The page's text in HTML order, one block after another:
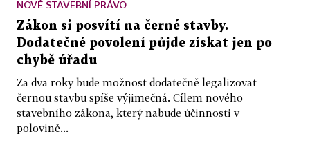
NOVÉ STAVEBNÍ PRÁVO
Zákon si posvítí na černé stavby.
Dodatečné povolení půjde získat jen po
chybě úřadu
Za dva roky bude možnost dodatečně legalizovat
černou stavbu spíše výjimečná. Cílem nového
stavebního zákona, který nabude účinnosti v
polovině...